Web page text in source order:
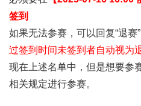
签到
如果无法参赛，可以回复“退赛
过签到时间未签到者自动视为
现在上述名单中，但是想要参
相关规定进行参赛。